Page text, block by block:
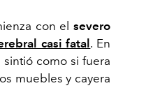
con el severo
casi fatal . En
como si fuera
muebles y cayera